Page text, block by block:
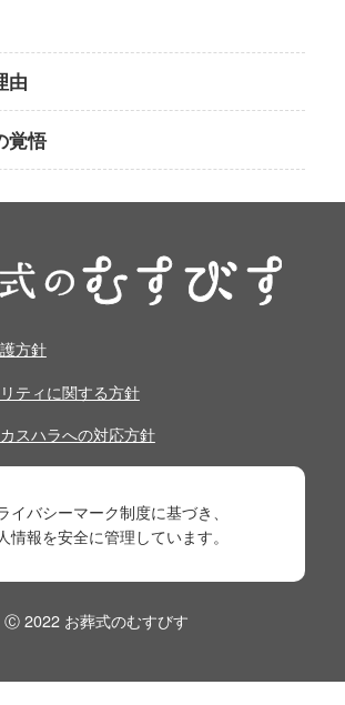
由
覚悟
方針
ティに関する方針
スハラへの対応方針
イバシーマーク制度に基づき、
情報を安全に管理しています。
Ⓒ 2022 お葬式のむすびす